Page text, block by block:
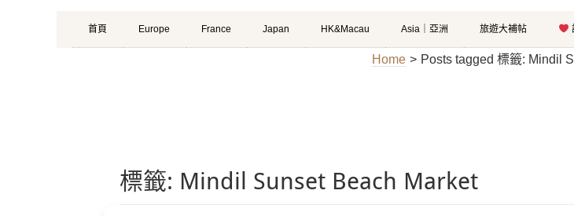
Primary
Menu
Skip
to
首頁 Europe France Japan HK&Macau Asia｜亞洲 旅遊大補帖
Home > Posts tagged 標籤: Mindil
標籤: Mindil Sunset Beach Market